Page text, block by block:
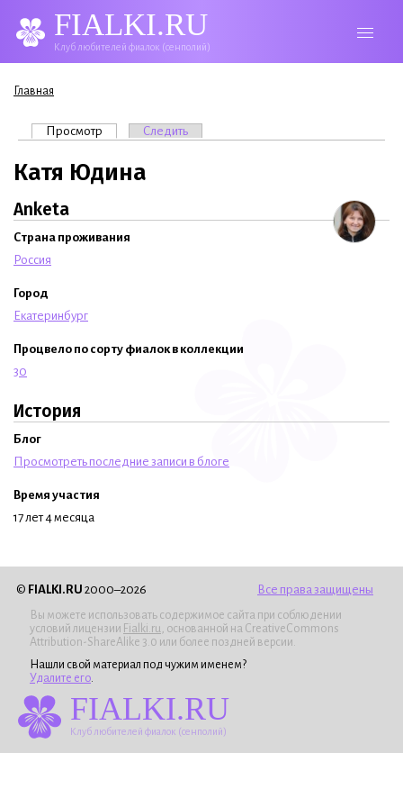
FIALKI.RU
Клуб любителей фиалок (сенполий)
Вы здесь
Главная
Главные вкладки
Просмотр (активная вкладка)
Следить
Катя Юдина
Anketa
Страна проживания
Россия
Город
Екатеринбург
Процвело по сорту фиалок в коллекции
30
История
Блог
Просмотреть последние записи в блоге
Время участия
17 лет 4 месяца
© FIALKI.RU 2000–2026 Все права защищены
Вы можете использовать содержимое сайта при соблюдении
условий лицензии Fialki.ru , основанной на CreativeCommons
Attribution-ShareAlike 3.0 или более поздней версии.
Нашли свой материал под чужим именем?
Удалите его
FIALKI.RU
Клуб любителей фиалок (сенполий)